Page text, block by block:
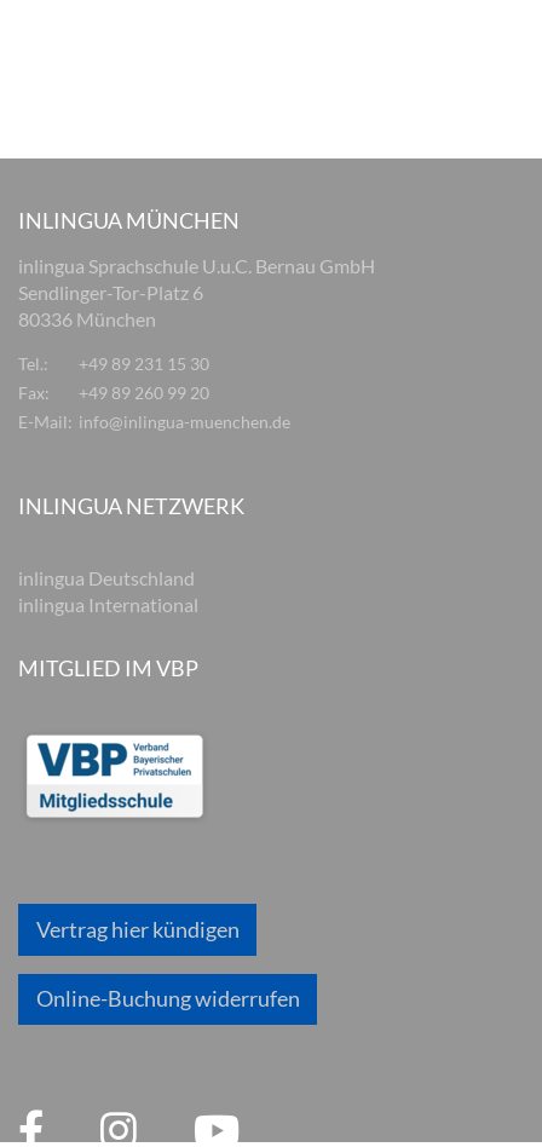
INLINGUA MÜNCHEN
inlingua Sprachschule U.u.C. Bernau GmbH
Sendlinger-Tor-Platz 6
80336 München
Tel.:
+49 89 231 15 30
Fax:
+49 89 260 99 20
E-Mail: info@inlingua-muenchen.de
INLINGUA NETZWERK
inlingua Deutschland
inlingua International
MITGLIED IM VBP
Vertrag hier kündigen
Online-Buchung widerrufen